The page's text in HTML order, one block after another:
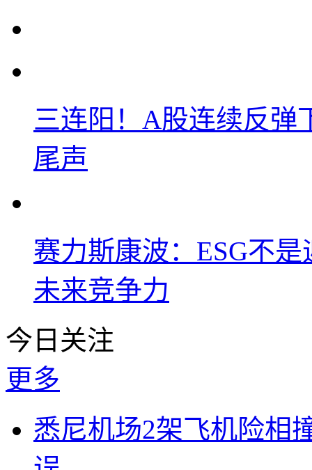
三连阳！A股连续反弹
尾声
赛力斯康波：ESG不
未来竞争力
今日关注
更多
悉尼机场2架飞机险相